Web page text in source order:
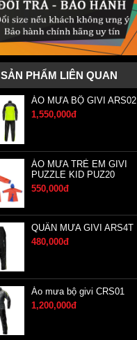
SẢN PHẨM LIÊN QUAN
ÁO MƯA BỘ GIVI ARS02
1,550,000đ
ÁO MƯA TRẺ EM GIVI
PUZZLE KID PUZ20
550,000đ
QUẦN MƯA GIVI ARS4T
480,000đ
Áo mưa bộ givi CRS01
1,200,000đ